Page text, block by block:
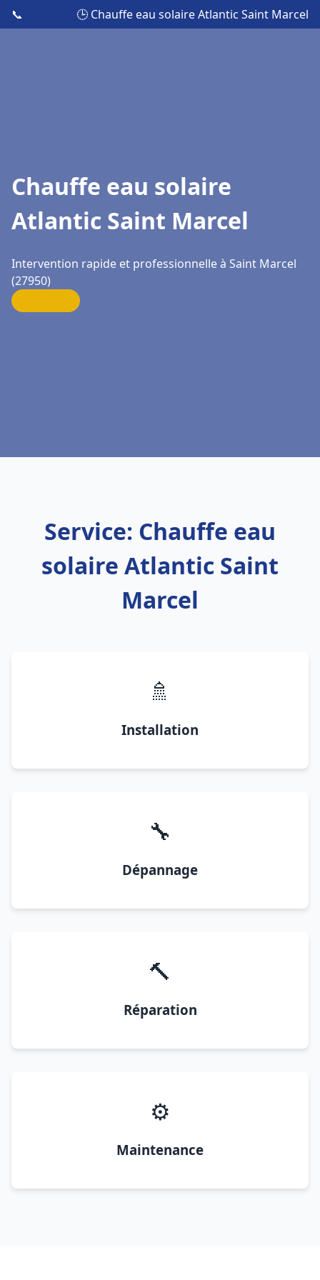
📞 🕒 Chauffe eau solaire Atlantic Saint Marcel
Chauffe eau solaire
Atlantic Saint Marcel
Intervention rapide et professionnelle à Saint Marcel
(27950)
Service: Chauffe eau
solaire Atlantic Saint
Marcel
🚿
Installation
🔧
Dépannage
🔨
Réparation
⚙️
Maintenance